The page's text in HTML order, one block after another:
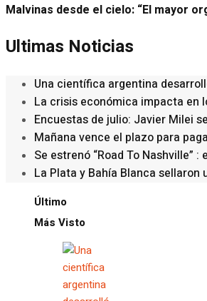
Malvinas desde el cielo: “El mayor
Ultimas Noticias
Una científica argentina
La crisis económica impacta en
Encuestas de julio: Javier Milei
Mañana vence el plazo para
Se estrenó “Road To Nashville”
La Plata y Bahía Blanca
Último
Más Visto